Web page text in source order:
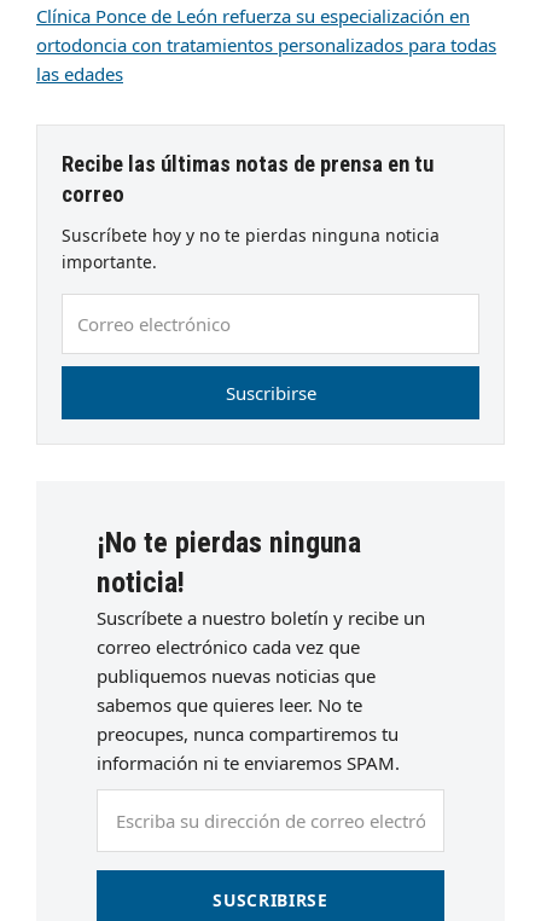
Clínica Ponce de León refuerza su especialización en
ortodoncia con tratamientos personalizados para todas
las edades
Recibe las últimas notas de prensa en tu
correo
Suscríbete hoy y no te pierdas ninguna noticia
importante.
electrónico
Suscribirse
¡No te pierdas ninguna
noticia!
Suscríbete a nuestro boletín y recibe un
correo electrónico cada vez que
publiquemos nuevas noticias que
sabemos que quieres leer. No te
preocupes, nunca compartiremos tu
información ni te enviaremos SPAM.
SUSCRIBIRSE